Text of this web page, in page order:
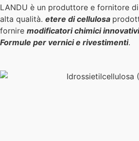
LANDU è un produttore e fornitore
alta qualità. etere di cellulosa
fornire modificatori chimici
Formule per vernici e rivestimenti.